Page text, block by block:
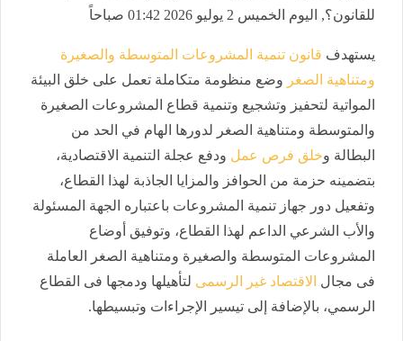
للقانون؟, اليوم الخميس 2 يوليو 2026 01:42 صباحاً
يستهدف قانون تنمية المشروعات المتوسطة والصغيرة
ومتناهية الصغر وضع منظومة متكاملة تعمل على خلق البيئة
المواتية لتحفيز وتشجيع وتنمية قطاع المشروعات الصغيرة
والمتوسطة ومتناهية الصغر لدورها الهام في الحد من
البطالة وخلق فرص عمل ودفع عجلة التنمية الاقتصادية،
بتضمينه حزمة من الحوافز والمزايا الجاذبة لهذا القطاع،
وتفعيل دور جهاز تنمية المشروعات باعتباره الجهة المسئولة
والأب الشرعي الداعم لهذا القطاع، وتوفيق أوضاع
المشروعات المتوسطة والصغيرة ومتناهية الصغر العاملة
فى مجال الاقتصاد غير الرسمى لتأهيلها ودمجها فى القطاع
الرسمي، بالإضافة إلى تيسير الإجراءات وتبسيطها.